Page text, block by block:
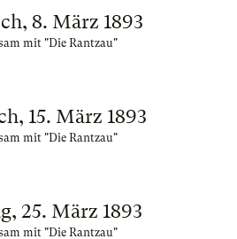
8. März 1893
mit "Die Rantzau"
15. März 1893
mit "Die Rantzau"
25. März 1893
mit "Die Rantzau"